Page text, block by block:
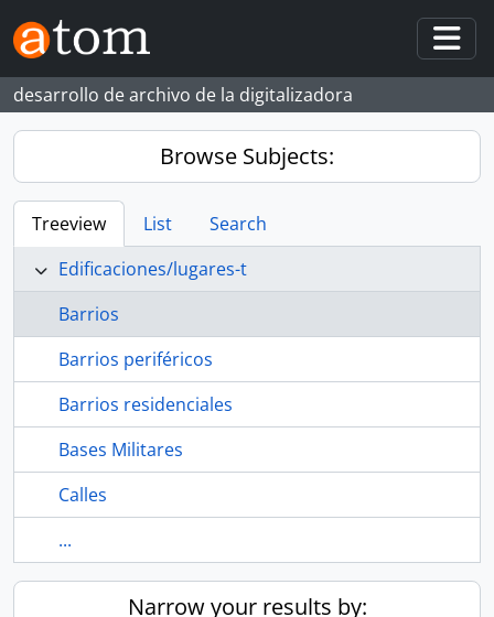
Skip to main content
desarrollo de archivo de la digitalizadora
Browse Subjects:
Treeview List
Search
Edificaciones/lugares-t
Barrios
Barrios periféricos
Barrios residenciales
Bases Militares
Calles
...
Narrow your results by: